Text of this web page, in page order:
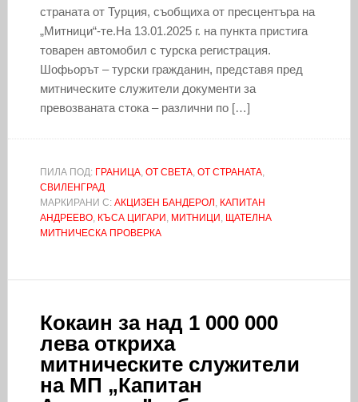
страната от Турция, съобщиха от пресцентъра на
„Митници“-те.На 13.01.2025 г. на пункта пристига
товарен автомобил с турска регистрация.
Шофьорът – турски гражданин, представя пред
митническите служители документи за
превозваната стока – различни по […]
ПИЛА ПОД: ГРАНИЦА, ОТ СВЕТА, ОТ СТРАНАТА,
СВИЛЕНГРАД
МАРКИРАНИ С: АКЦИЗЕН БАНДЕРОЛ , КАПИТАН
АНДРЕЕВО, КЪСА ЦИГАРИ , МИТНИЦИ , ЩАТЕЛНА
МИТНИЧЕСКА ПРОВЕРКА
Кокаин за над 1 000 000
лева откриха
митническите служители
на МП „Капитан